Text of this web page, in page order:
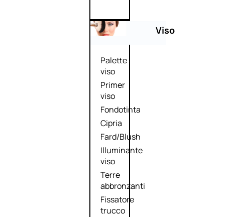
Viso
Palette
viso
Primer
viso
Fondotinta
Cipria
Fard/Blush
Illuminante
viso
Terre
abbronzanti
Fissatore
trucco